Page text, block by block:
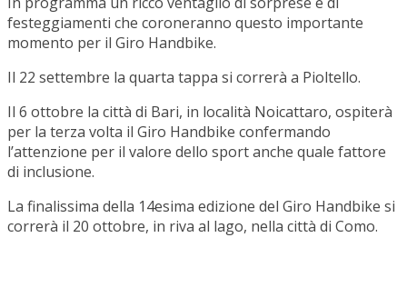
festeggiamenti che coroneranno questo importante
momento per il Giro Handbike.
Il 22 settembre la quarta tappa si correrà a Pioltello.
Il 6 ottobre la città di Bari, in località Noicattaro, ospiterà
per la terza volta il Giro Handbike confermando
l’attenzione per il valore dello sport anche quale fattore
di inclusione.
La finalissima della 14esima edizione del Giro Handbike si
correrà il 20 ottobre, in riva al lago, nella città di Como.